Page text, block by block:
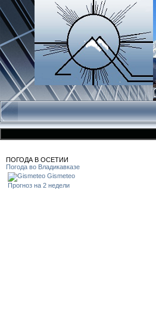
ПОГОДА В ОСЕТИИ
Погода во Владикавказе
Gismeteo
Прогноз на 2 недели